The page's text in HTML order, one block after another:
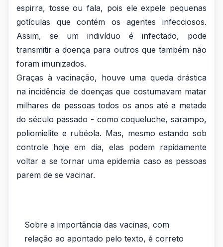
va
espirra, tosse ou fala, pois ele expele pequenas
gotículas que contém os agentes infecciosos.
Assim, se um indivíduo é infectado, pode
transmitir a doença para outros que também não
foram imunizados.
Graças à vacinação, houve uma queda drástica
na incidência de doenças que costumavam matar
milhares de pessoas todos os anos até a metade
do século passado - como coqueluche, sarampo,
poliomielite e rubéola. Mas, mesmo estando sob
controle hoje em dia, elas podem rapidamente
voltar a se tornar uma epidemia caso as pessoas
parem de se vacinar.
Sobre a importância das vacinas, com
relação ao apontado pelo texto, é correto